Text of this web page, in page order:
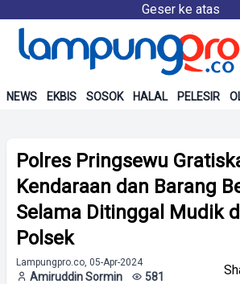
Geser ke atas
NEWS EKBIS SOSOK HALAL PELESIR
Polres Pringsewu
Kendaraan dan Barang
Selama Ditinggal Mudik
Polsek
Lampungpro.co, 05-Apr-2024
Amiruddin Sormin 581